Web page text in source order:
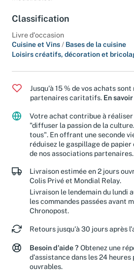
Classification
Livre d'occasion
Cuisine et Vins
Bases de la cuisine
Jusqu'à 15 % de vos achats sont
partenaires caritatifs.
En savoir
Votre achat contribue à
"diffuser la passion de la
tous". En offrant une seconde
réduisez le gaspillage de papier
de nos associations partenaires.
Livraison estimée en 2 jours
Colis Privé et Mondial Relay.
Livraison le lendemain du lundi
les commandes passées avant
Retours jusqu'à 30 jours après
Besoin d'aide ?Obtenez une
d'assistance dans les 24 heures